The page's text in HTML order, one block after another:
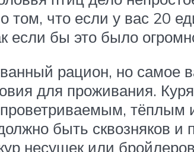
том, что если у вас 20
если бы это было
рацион, но самое
для проживания.
тёплым
быть сквозняков
несушек или бройлеров